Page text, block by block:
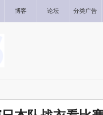
博客 论坛 分类广告